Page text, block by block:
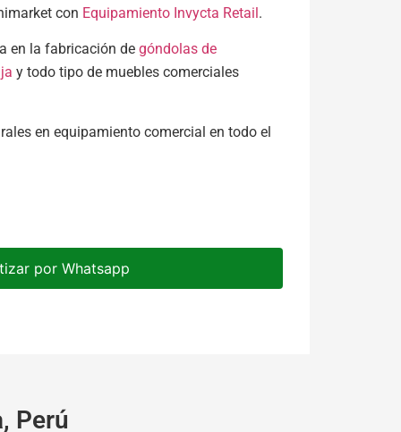
con Equipamiento Invycta Retail.
en la fabricación de góndolas de
y todo tipo de muebles comerciales
en equipamiento comercial en todo el
por Whatsapp
Perú